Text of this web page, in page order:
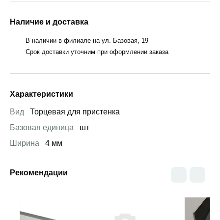
Наличие и доставка
В наличии в филиале на ул. Базовая, 19
Срок доставки уточним при оформлении заказа
Характеристики
Вид
Торцевая для пристенка
Базовая единица
шт
Ширина
4 мм
Рекомендации